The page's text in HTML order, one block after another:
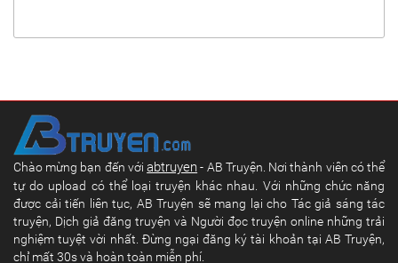
Chào mừng bạn đến vớiabtruyen- AB Truyện. Nơi thành viên có thể
tự do upload có thể loại truyện khác nhau. Với những chức năng
được cải tiến liên tục, AB Truyện sẽ mang lại cho Tác giả sáng tác
truyện, Dịch giả đăng truyện và Người đọc truyện online những trải
nghiệm tuyệt vời nhất. Đừng ngại đăng ký tài khoản tại AB Truyện,
chỉ mất 30s và hoàn toàn miễn phí.